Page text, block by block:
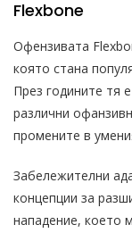
Flexbone
Офензивата
която стана
През годините тя
различни
промените в
Забележителни
концепции за
нападение, което